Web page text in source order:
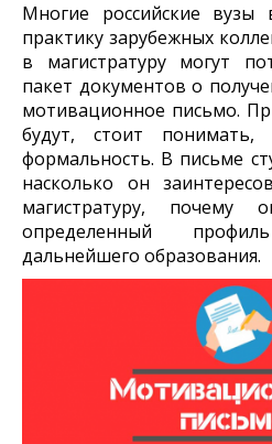
Многие российские вузы
практику зарубежных
в магистратуру могут
пакет документов о
мотивационное письмо.
будут, стоит
формальность. В письме
насколько он
магистратуру, почему
определенный
дальнейшего образования.